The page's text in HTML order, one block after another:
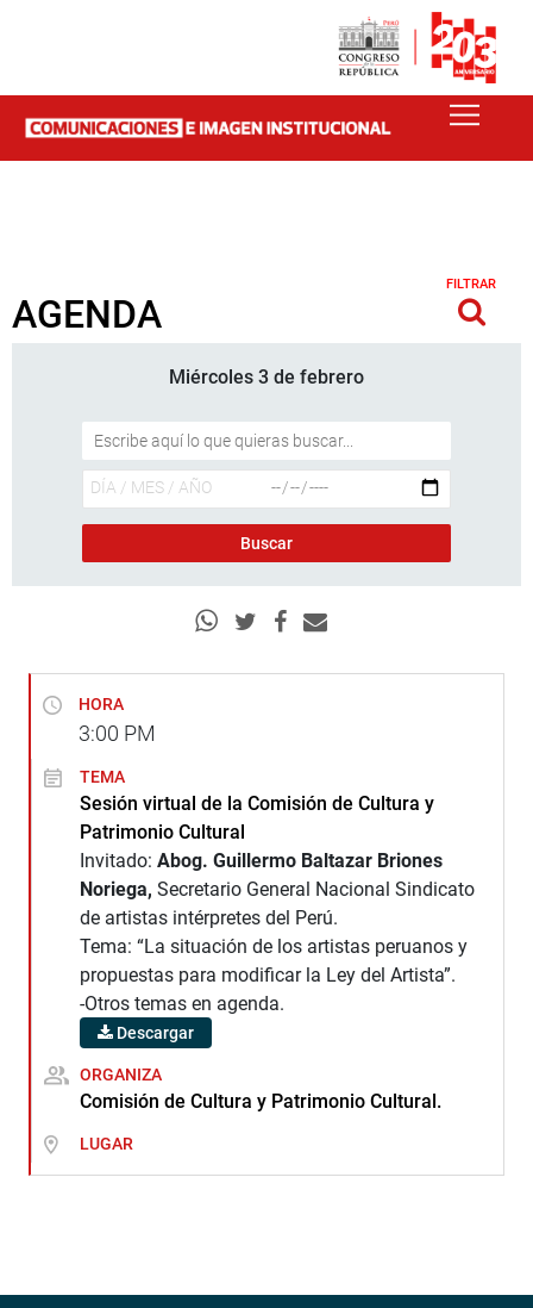
AGENDA
FILTRAR
Miércoles 3 de febrero
HORA
3:00 PM
TEMA
Sesión virtual de la Comisión de Cultura y
Patrimonio Cultural
Invitado: Abog. Guillermo Baltazar Briones
Noriega, Secretario General Nacional Sindicato
de artistas intérpretes del Perú.
Tema: “La situación de los artistas peruanos y
propuestas para modificar la Ley del Artista”.
-Otros temas en agenda.
Descargar
ORGANIZA
Comisión de Cultura y Patrimonio Cultural.
LUGAR